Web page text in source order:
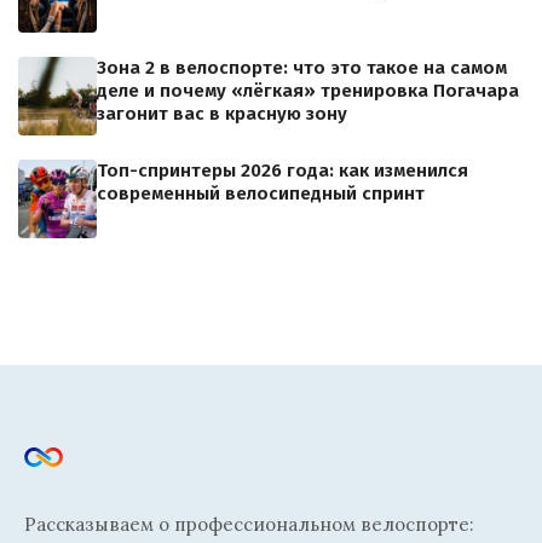
Зона 2 в велоспорте: что это такое на самом
деле и почему «лёгкая» тренировка Погачара
загонит вас в красную зону
Топ-спринтеры 2026 года: как изменился
современный велосипедный спринт
Рассказываем о профессиональном велоспорте: